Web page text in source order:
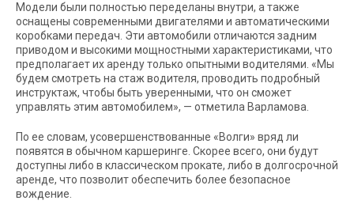
Модели были полностью переделаны внутри, а также
оснащены современными двигателями и автоматическими
коробками передач. Эти автомобили отличаются задним
приводом и высокими мощностными характеристиками, что
предполагает их аренду только опытными водителями. «Мы
будем смотреть на стаж водителя, проводить подробный
инструктаж, чтобы быть уверенными, что он сможет
управлять этим автомобилем», — отметила Варламова.
По ее словам, усовершенствованные «Волги» вряд ли
появятся в обычном каршеринге. Скорее всего, они будут
доступны либо в классическом прокате, либо в долгосрочной
аренде, что позволит обеспечить более безопасное
вождение.